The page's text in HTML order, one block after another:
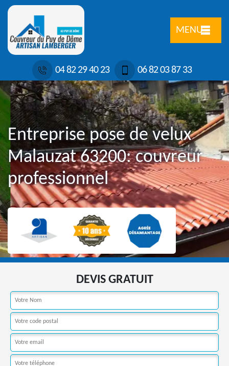
MENU
04 82 29 40 23 06 82 03 87 33
Entreprise pose de velux
Malauzat 63200: couvreur
professionnel
DEVIS GRATUIT